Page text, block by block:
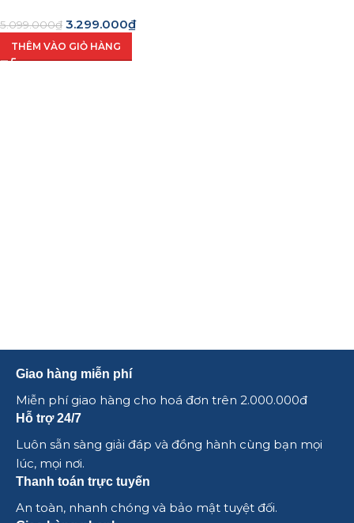
5.099.000₫ 3.299.000₫
THÊM VÀO GIỎ HÀNG
Giao hàng miễn phí
Miễn phí giao hàng cho hoá đơn trên 2.000.000đ
Hỗ trợ 24/7
Luôn sẵn sàng giải đáp và đồng hành cùng bạn mọi
lúc, mọi nơi.
Thanh toán trực tuyến
An toàn, nhanh chóng và bảo mật tuyệt đối.